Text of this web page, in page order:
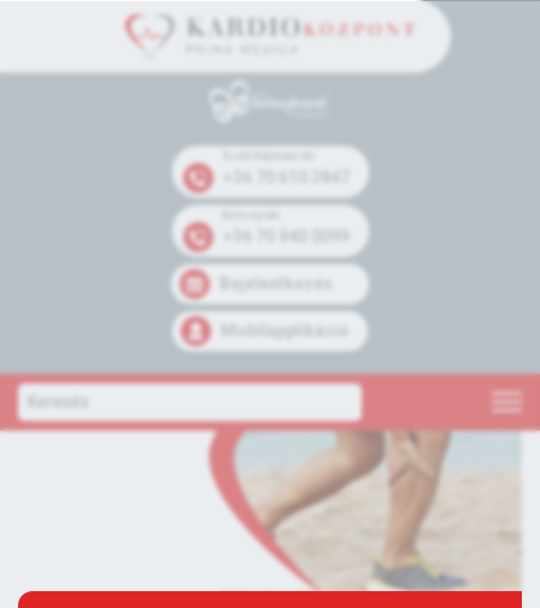
Bejelentkezés
Mobilapplikáció